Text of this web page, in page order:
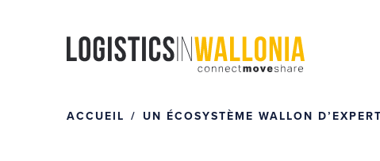
ACCUEIL UN ÉCOSYSTÈME WALLON